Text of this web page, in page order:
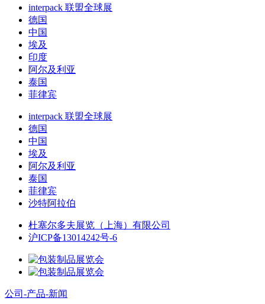
interpack 联盟全球展
德国
中国
埃及
印度
阿尔及利亚
泰国
菲律宾
interpack 联盟全球展
德国
中国
埃及
阿尔及利亚
泰国
菲律宾
沙特阿拉伯
杜塞尔多夫展览（上海）有限公司
沪ICP备13014242号-6
公司-产品-新闻